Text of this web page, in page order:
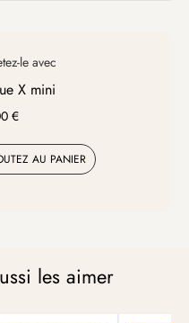
X mini
€
AU PANIER
les aimer